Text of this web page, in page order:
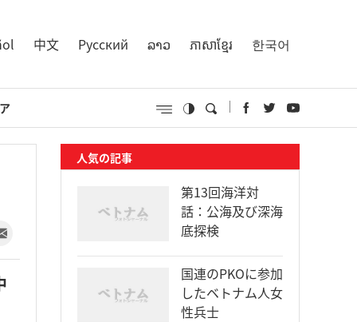
中文 Русский ລາວ ភាសាខ្មែរ 한국어
人気の記事
第13回海洋対
話：公海及び深海
底探検
国連のPKOに参加
したベトナム人女
性兵士